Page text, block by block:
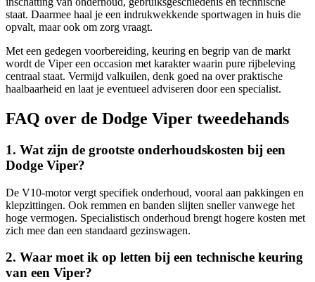
staat. Daarmee haal je een indrukwekkende sportwagen in huis die
opvalt, maar ook om zorg vraagt.
Met een gedegen voorbereiding, keuring en begrip van de markt
wordt de Viper een occasion met karakter waarin pure rijbeleving
centraal staat. Vermijd valkuilen, denk goed na over praktische
haalbaarheid en laat je eventueel adviseren door een specialist.
FAQ over de Dodge Viper tweedehands
1. Wat zijn de grootste onderhoudskosten bij een
Dodge Viper?
De V10-motor vergt specifiek onderhoud, vooral aan pakkingen en
klepzittingen. Ook remmen en banden slijten sneller vanwege het
hoge vermogen. Specialistisch onderhoud brengt hogere kosten met
zich mee dan een standaard gezinswagen.
2. Waar moet ik op letten bij een technische keuring
van een Viper?